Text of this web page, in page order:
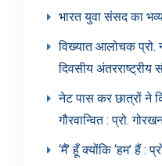
भारत युवा संसद का
विख्यात आलोचक प्रो.
दिवसीय अंतरराष्ट्रीय
नेट पास कर छात्रों ने
गौरवान्वित : प्रो.
‘मैं’ हूँ क्योंकि ‘हम’ हैं :